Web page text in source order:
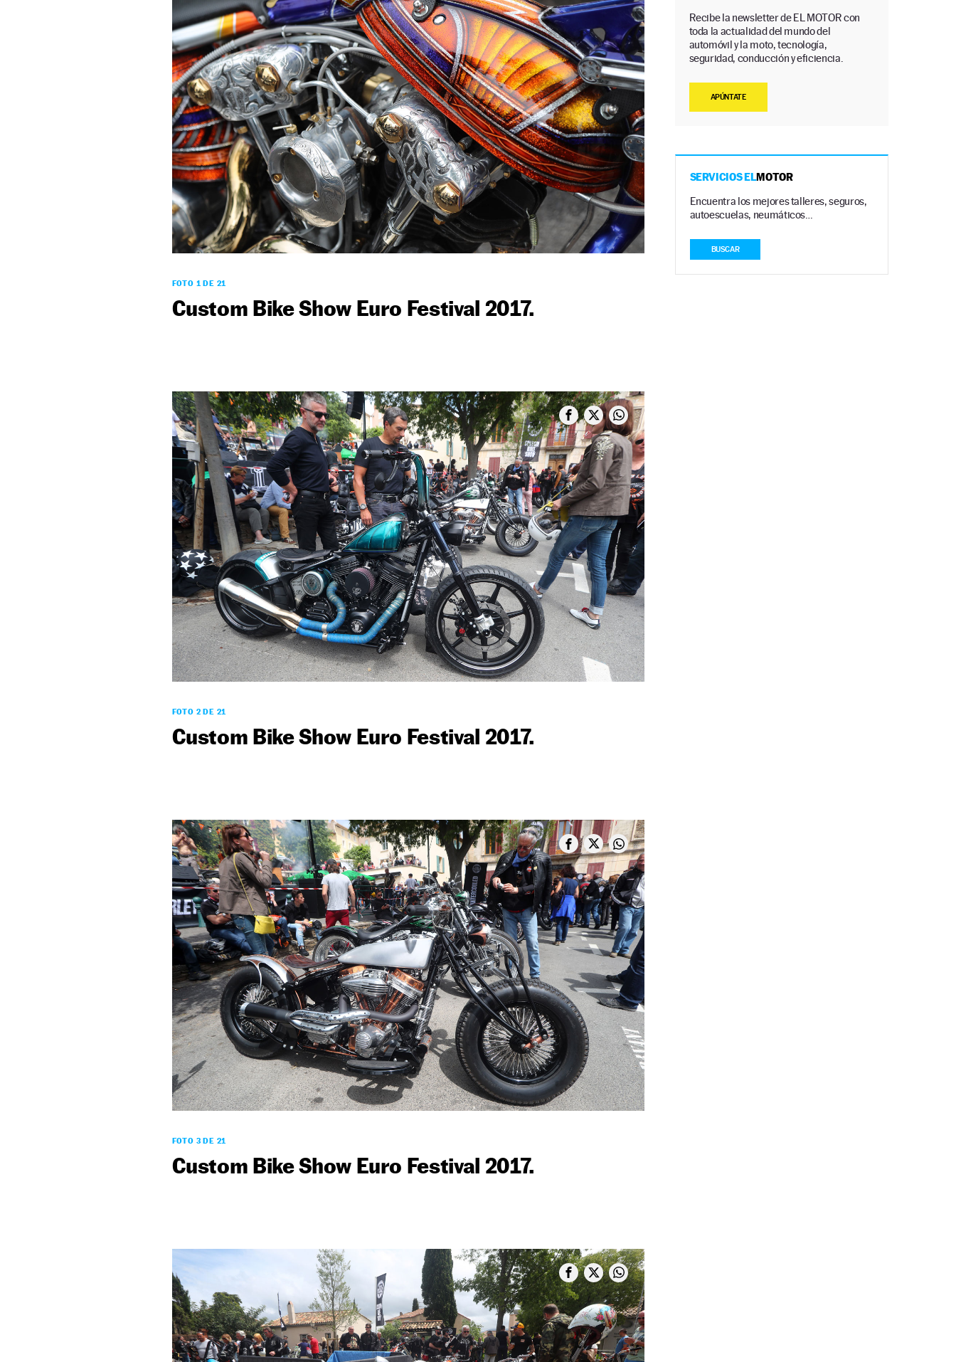
FOTO 1 DE 21
Custom Bike Show Euro Festival 2017.
FOTO 2 DE 21
Custom Bike Show Euro Festival 2017.
FOTO 3 DE 21
Custom Bike Show Euro Festival 2017.
Recibe la newsletter de EL MOTOR con
toda la actualidad del mundo del
automóvil y la moto, tecnología,
seguridad, conducción y eficiencia.
APÚNTATE
SERVICIOS ELMOTOR
Encuentra los mejores talleres, seguros,
autoescuelas, neumáticos…
BUSCAR